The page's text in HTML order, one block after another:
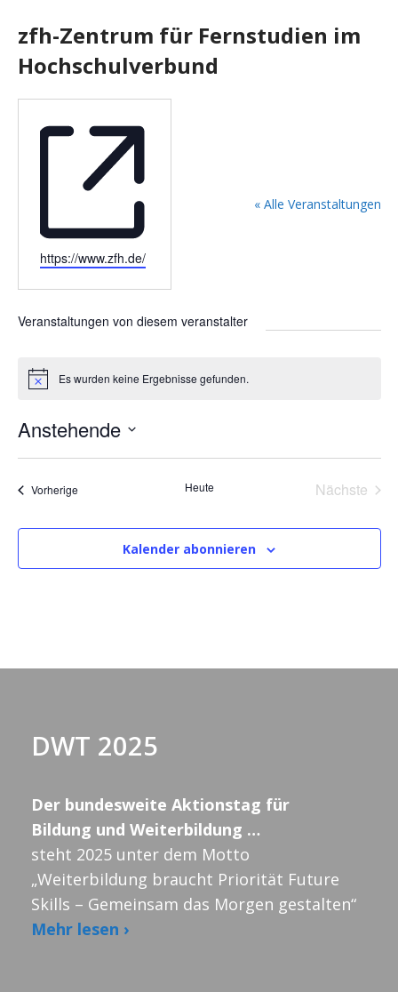
zfh-Zentrum für Fernstudien im
Hochschulverbund
« Alle Veranstaltungen
W
s
t
e
https://www.zfh.de/
Veranstaltungen von diesem veranstalter
H
w
e
i
Es wurden keine Ergebnisse gefunden.
Anstehende
t
m
ä
.
VorherigeVeranstaltungen Heute
Nächste
Kalender abonnieren
DWT 2025
Der bundesweite Aktionstag für
Bildung und Weiterbildung …
steht 2025 unter dem Motto
„Weiterbildung braucht Priorität Future
Skills – Gemeinsam das Morgen gestalten“
Mehr lesen ›